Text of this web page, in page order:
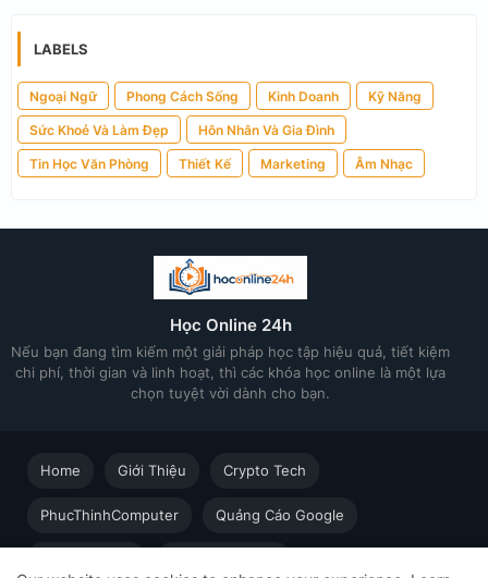
LABELS
Ngoại Ngữ Phong Cách Sống Kinh Doanh Kỹ Năng
Sức Khoẻ Và Làm Đẹp Hôn Nhân Và Gia Đình
Tin Học Văn Phòng Thiết Kế Marketing Âm Nhạc
Học Online 24h
Nếu bạn đang tìm kiếm một giải pháp học tập hiệu quả, tiết kiệm
chi phí, thời gian và linh hoạt, thì các khóa học online là một lựa
chọn tuyệt vời dành cho bạn.
Home Giới Thiệu Crypto Tech
PhucThinhComputer Quảng Cáo Google